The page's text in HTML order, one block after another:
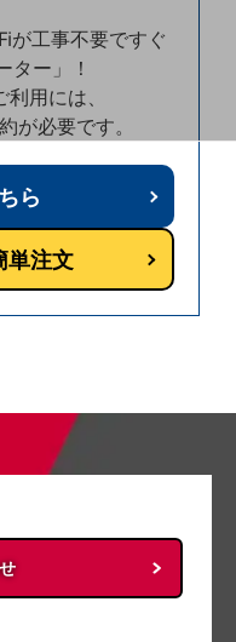
が工事不要ですぐ
ター」！
用には、
が必要です。
ら
単注文